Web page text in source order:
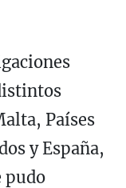
Países
y España,
pudo